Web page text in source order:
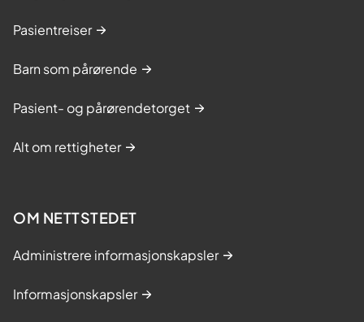
Pasientreiser
Barn som pårørende
Pasient- og pårørendetorget
Alt om rettigheter
OM NETTSTEDET
Administrere informasjonskapsler
Informasjonskapsler